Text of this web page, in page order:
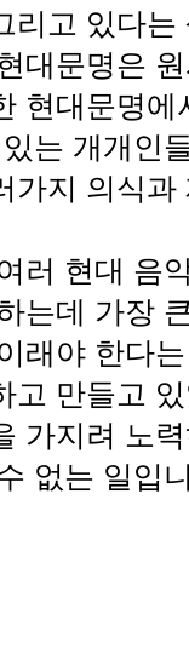
리고 있다
대문명은
현대문명
는 개개인
가지 의식
러 현대 음
는데 가장
래야 한다
고 만들고
가지려 노
없는 일입